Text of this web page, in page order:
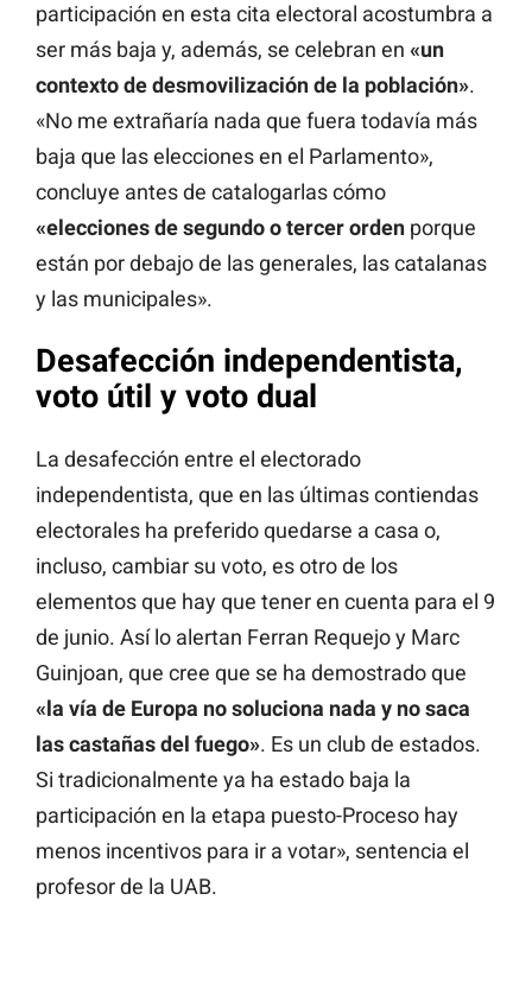
participación en esta cita electoral acostumbra a
ser más baja y, además, se celebran en «un
contexto de desmovilización de la población».
«No me extrañaría nada que fuera todavía más
baja que las elecciones en el Parlamento»,
concluye antes de catalogarlas cómo
«elecciones de segundo o tercer orden porque
están por debajo de las generales, las catalanas
y las municipales».
Desafección independentista,
voto útil y voto dual
La desafección entre el electorado
independentista, que en las últimas contiendas
electorales ha preferido quedarse a casa o,
incluso, cambiar su voto, es otro de los
elementos que hay que tener en cuenta para el 9
de junio. Así lo alertan Ferran Requejo y Marc
Guinjoan, que cree que se ha demostrado que
«la vía de Europa no soluciona nada y no saca
las castañas del fuego». Es un club de estados.
Si tradicionalmente ya ha estado baja la
participación en la etapa puesto-Proceso hay
menos incentivos para ir a votar», sentencia el
profesor de la UAB.